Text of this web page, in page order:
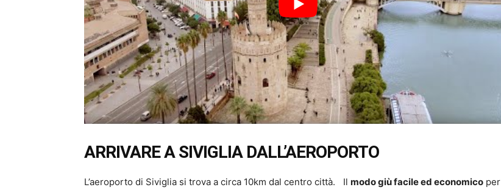
ARRIVARE A SIVIGLIA DALL’AEROPORTO
L’aeroporto di Siviglia si trova a circa 10km dal centro città. Il modo giù facile ed economico per